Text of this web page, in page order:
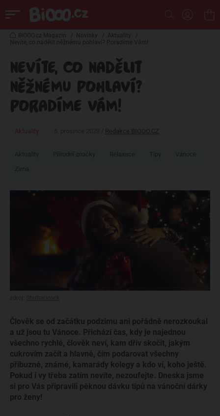
BiOOO.cz Magazin / Novinky / Aktuality
/
Nevíte, co nadělit něžnému pohlaví? Poradíme Vám!
NEVÍTE, CO NADĚLIT
NĚŽNÉMU POHLAVÍ?
PORADÍME VÁM!
Aktuality Redakce BIOOO.CZ
Aktuality Přírodní značky Relaxace Tipy
Vánoce
Zima
Člověk se od začátku podzimu ani pořádně nerozkoukal
a už jsou tu Vánoce. Přichází čas, kdy je najednou
všechno rychlé, člověk neví, kam dřív skočit, jakým
cukrovím začít a hlavně, čím podarovat všechny
příbuzné, známé, kamarády kolegy a kdo ví, koho ještě.
Pokud i vy třeba zatím nevíte, nezoufejte. Dneska jsme
si pro Vás připravili pěknou dávku tipů na vánoční dárky
pro ženy!